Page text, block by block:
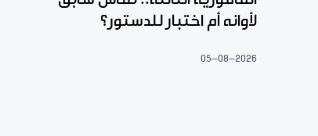
لأوانه أم اختبار للدستور؟
05-08-2026